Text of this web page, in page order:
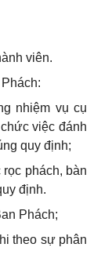
viên.
nhiệm vụ cụ
việc đánh
quy định;
phách, bàn
định.
Phách;
theo sự phân